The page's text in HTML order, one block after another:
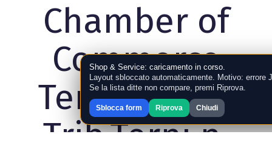
Chamber of
Commerce
Terni 67219 -
Trib.Terni n.
Shop & Service: caricamento in corso.
Layout sbloccato automaticamente. Motivo: errore
Se la lista ditte non compare, premi Riprova.
Sblocca form Riprova Chiudi